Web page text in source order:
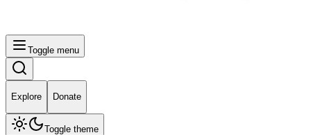
Toggle menu
Explore Donate
Toggle theme